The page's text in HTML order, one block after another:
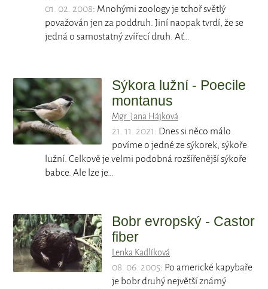
01. 02. 2008: Mnohými zoology je tchoř světlý
považován jen za poddruh. Jiní naopak tvrdí, že se
jedná o samostatný zvířecí druh. Ať…
Sýkora lužní - Poecile
montanus
Mgr. Jana Hájková
21. 11. 2021: Dnes si něco málo
povíme o jedné ze sýkorek, sýkoře
lužní. Celkově je velmi podobná rozšířenější sýkoře
babce. Ale lze je…
Bobr evropský - Castor
fiber
Lenka Kadlíková
08. 06. 2005: Po americké kapybaře
je bobr druhý největší známý